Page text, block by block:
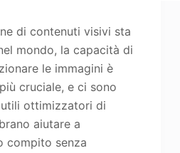
di contenuti visivi sta
mondo, la capacità di
le immagini è
cruciale, e ci sono
ottimizzatori di
aiutare a
compito senza